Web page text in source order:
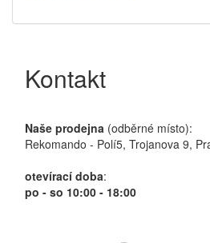
Kontakt
Naše prodejna (odběrné místo):
Rekomando - Polí5, Trojanova 9,
otevírací doba:
po - so 10:00 - 18:00